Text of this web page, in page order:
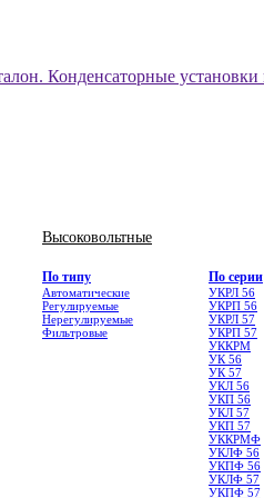
Высоковольтные
По типу
Автоматические
Регулируемые
Нерегулируемые
Фильтровые
По серии
УКРЛ 56
УКРП 56
УКРЛ 57
УКРП 57
УККРМ
УК 56
УК 57
УКЛ 56
УКП 56
УКЛ 57
УКП 57
УККРМФ
УКЛФ 56
УКПФ 56
УКЛФ 57
УКПФ 57